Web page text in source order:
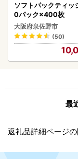
ソフトパックティッ
0パック×400枚
大阪府泉佐野市
(50)
最
返礼品詳細ページ